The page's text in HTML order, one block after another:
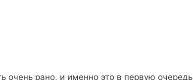
очень рано, и именно это в первую очередь